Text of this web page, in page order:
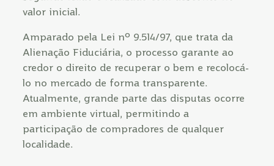
valor inicial.
Amparado pela Lei nº 9.514/97, que trata da
Alienação Fiduciária, o processo garante ao
credor o direito de recuperar o bem e recolocá-
lo no mercado de forma transparente.
Atualmente, grande parte das disputas ocorre
em ambiente virtual, permitindo a
participação de compradores de qualquer
localidade.